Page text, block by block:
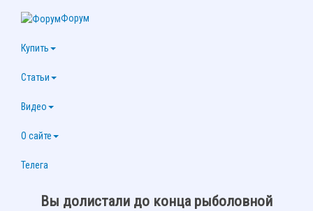
Форум
Купить
Статьи
Видео
О сайте
Телега
Вы долистали до конца рыболовной